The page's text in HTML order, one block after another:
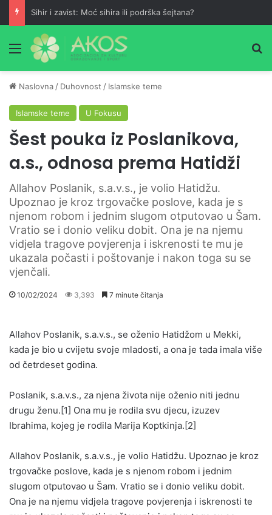
Sihir i zavist: Moć sihira ili podrška šejtana?
Meni
Naslovna / Duhovnost / Islamske teme
Islamske teme U Fokusu
Šest pouka iz Poslanikova,
a.s., odnosa prema Hatidži
Allahov Poslanik, s.a.v.s., je volio Hatidžu.
Upoznao je kroz trgovačke poslove, kada je s
njenom robom i jednim slugom otputovao u Šam.
Vratio se i donio veliku dobit. Ona je na njemu
vidjela tragove povjerenja i iskrenosti te mu je
ukazala počasti i poštovanje i nakon toga su se
vjenčali.
10/02/2024 3,393 7 minute čitanja
Allahov Poslanik, s.a.v.s., se oženio Hatidžom u Mekki,
kada je bio u cvijetu svoje mladosti, a ona je tada imala više
od četrdeset godina.
Poslanik, s.a.v.s., za njena života nije oženio niti jednu
drugu ženu.[1] Ona mu je rodila svu djecu, izuzev
Ibrahima, kojeg je rodila Marija Koptkinja.[2]
Allahov Poslanik, s.a.v.s., je volio Hatidžu. Upoznao je kroz
trgovačke poslove, kada je s njenom robom i jednim
slugom otputovao u Šam. Vratio se i donio veliku dobit.
Ona je na njemu vidjela tragove povjerenja i iskrenosti te